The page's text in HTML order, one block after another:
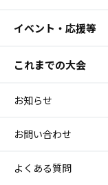
イベント・応援等
これまでの大会
お知らせ
お問い合わせ
よくある質問